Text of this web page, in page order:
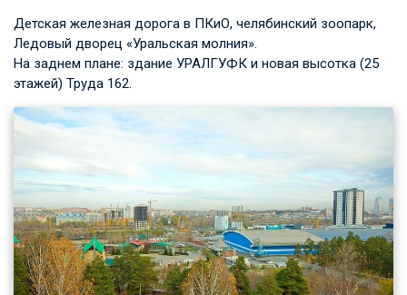
Детская железная дорога в ПКиО, челябинский зоопарк,
Ледовый дворец «Уральская молния».
На заднем плане: здание УРАЛГУФК и новая высотка (25
этажей) Труда 162.